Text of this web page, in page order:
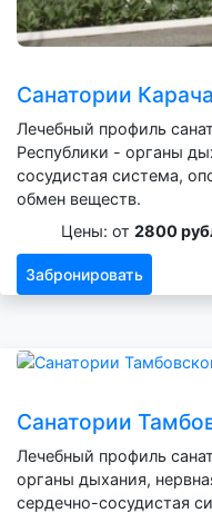
Санатории
Лечебный профиль
Республики - органы
сосудистая система,
обмен веществ.
Цены: от 2800
Забронировать
Санатории
Лечебный профиль
органы дыхания,
сердечно-сосудистая